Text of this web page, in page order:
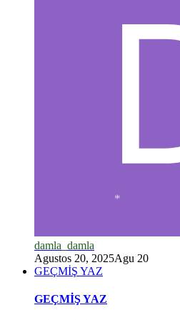
damla_damla
Agustos 20, 2025Agu 20
GEÇMİŞ YAZ
GEÇMİŞ YAZ